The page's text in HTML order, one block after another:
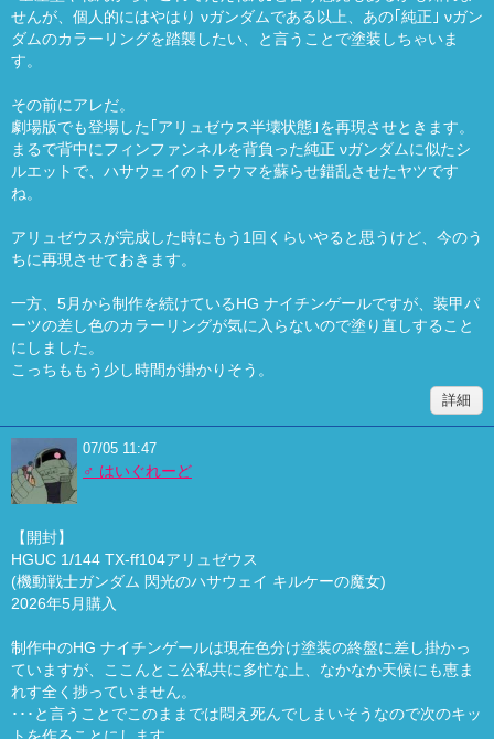
せんが、個人的にはやはり νガンダムである以上、あの｢純正｣ νガン
ダムのカラーリングを踏襲したい、と言うことで塗装しちゃいま
す。
その前にアレだ。
劇場版でも登場した｢アリュゼウス半壊状態｣を再現させときます。
まるで背中にフィンファンネルを背負った純正 νガンダムに似たシ
ルエットで、ハサウェイのトラウマを蘇らせ錯乱させたヤツです
ね。
アリュゼウスが完成した時にもう1回くらいやると思うけど、今のう
ちに再現させておきます。
一方、5月から制作を続けているHG ナイチンゲールですが、装甲パ
ーツの差し色のカラーリングが気に入らないので塗り直しすること
にしました。
こっちももう少し時間が掛かりそう。
詳細
07/05 11:47
♂ はいぐれーど
【開封】
HGUC 1/144 TX-ff104アリュゼウス
(機動戦士ガンダム 閃光のハサウェイ キルケーの魔女)
2026年5月購入
制作中のHG ナイチンゲールは現在色分け塗装の終盤に差し掛かっ
ていますが、ここんとこ公私共に多忙な上、なかなか天候にも恵ま
れす全く捗っていません。
･･･と言うことでこのままでは悶え死んでしまいそうなので次のキッ